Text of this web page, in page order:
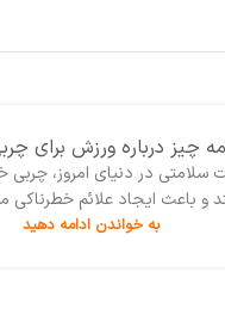
درباره رژیم سم زدایی و
رژیم سم‌زدایی بدن،
زمان‌هایی که احساس
به خواندن ادامه دهید